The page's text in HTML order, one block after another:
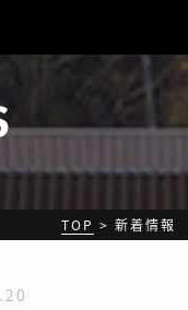
TOP > 新着情報